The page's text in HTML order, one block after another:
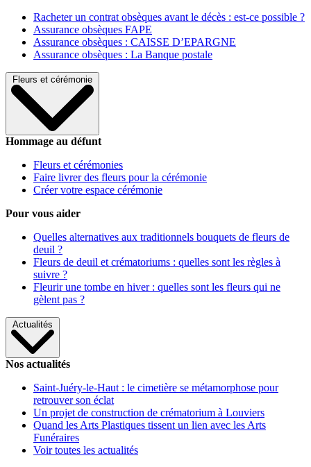
Racheter un contrat obsèques avant le décès : est-ce possible ?
Assurance obsèques FAPE
Assurance obsèques : CAISSE D’EPARGNE
Assurance obsèques : La Banque postale
Fleurs et cérémonie
Hommage au défunt
Fleurs et cérémonies
Faire livrer des fleurs pour la cérémonie
Créer votre espace cérémonie
Pour vous aider
Quelles alternatives aux traditionnels bouquets de fleurs de
deuil ?
Fleurs de deuil et crématoriums : quelles sont les règles à
suivre ?
Fleurir une tombe en hiver : quelles sont les fleurs qui ne
gèlent pas ?
Actualités
Nos actualités
Saint-Juéry-le-Haut : le cimetière se métamorphose pour
retrouver son éclat
Un projet de construction de crématorium à Louviers
Quand les Arts Plastiques tissent un lien avec les Arts
Funéraires
Voir toutes les actualités